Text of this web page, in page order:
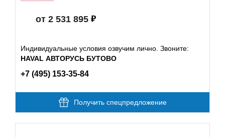
от 2 531 895
Индивидуальные условия озвучим лично. Звоните:
HAVAL АВТОРУСЬ БУТОВО
+7 (495) 153-35-84
Получить спецпредложение